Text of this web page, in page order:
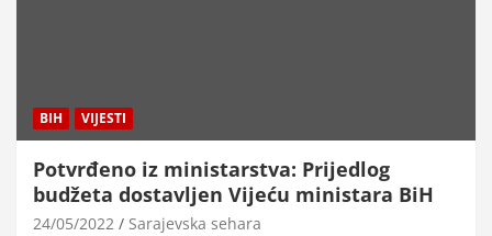
BIH VIJESTI
Potvrđeno iz ministarstva: Prijedlog
budžeta dostavljen Vijeću ministara BiH
24/05/2022 Sarajevska sehara